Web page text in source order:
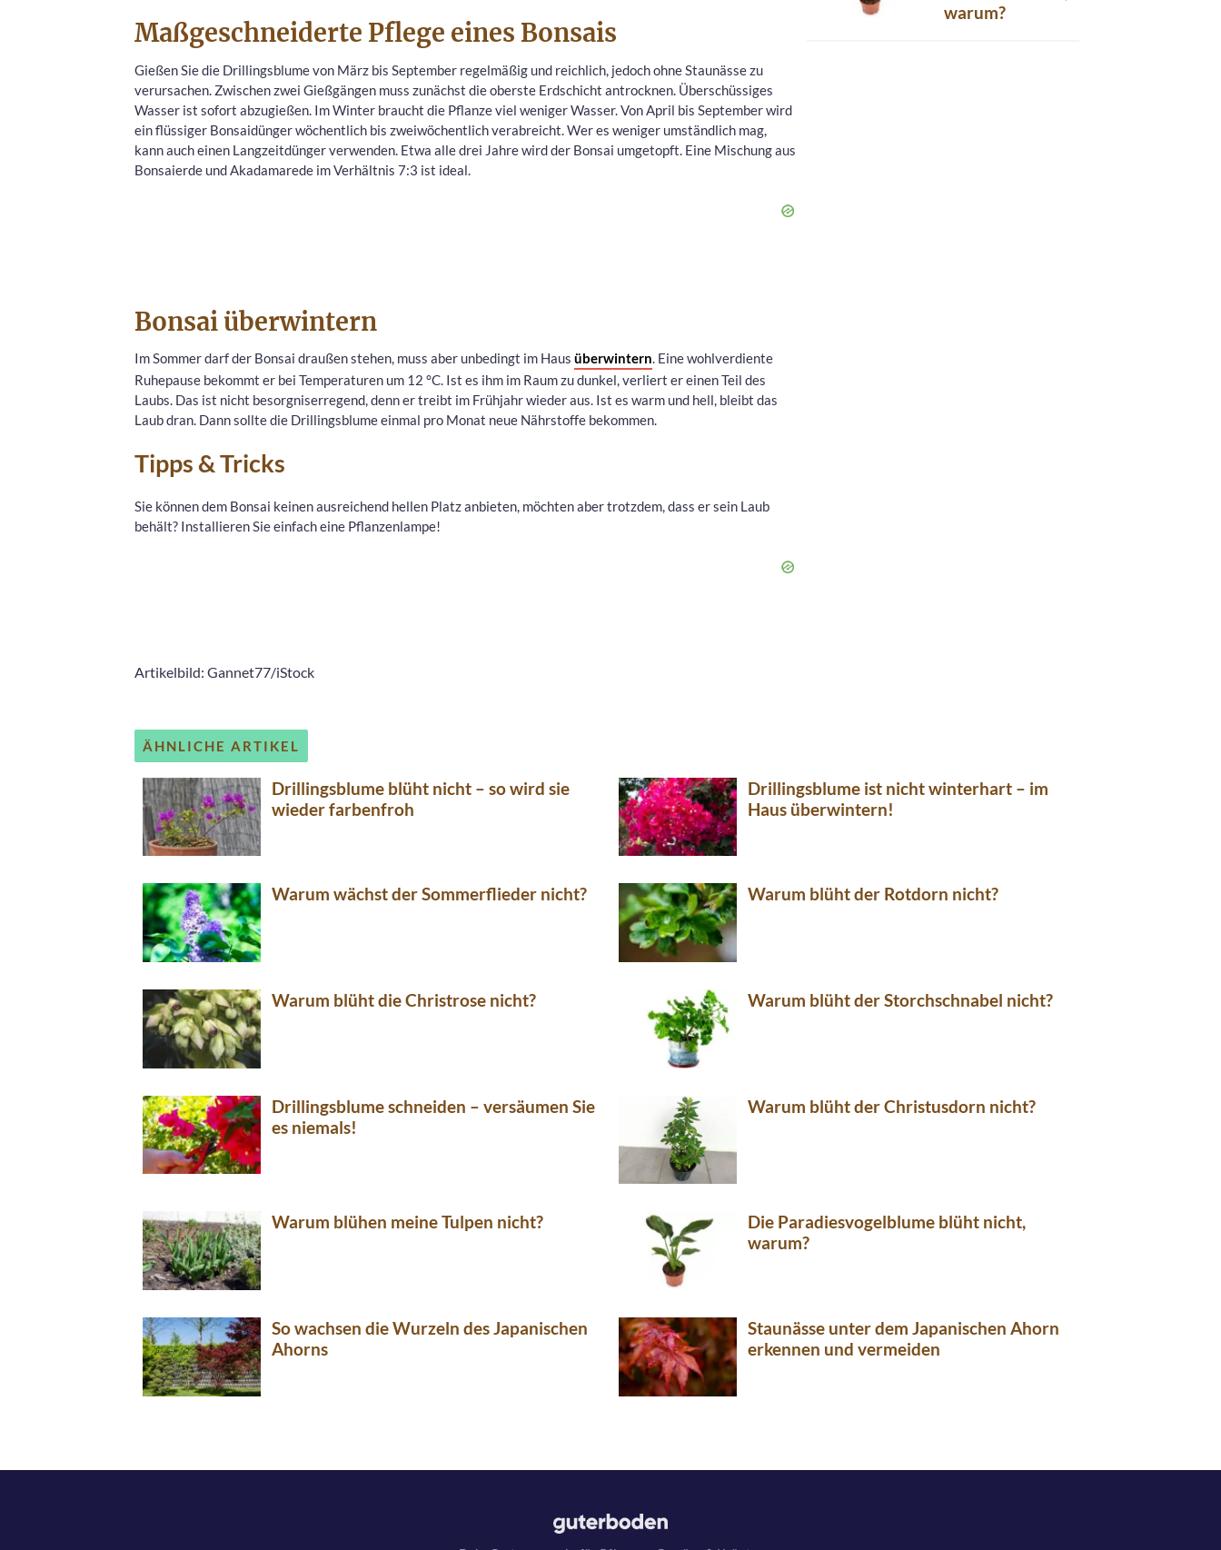
Maßgeschneiderte Pflege eines Bonsais
Gießen Sie die Drillingsblume von März bis September regelmäßig und reichlich, jedoch ohne Staunässe zu
verursachen. Zwischen zwei Gießgängen muss zunächst die oberste Erdschicht antrocknen. Überschüssiges
Wasser ist sofort abzugießen. Im Winter braucht die Pflanze viel weniger Wasser. Von April bis September wird
ein flüssiger Bonsaidünger wöchentlich bis zweiwöchentlich verabreicht. Wer es weniger umständlich mag,
kann auch einen Langzeitdünger verwenden. Etwa alle drei Jahre wird der Bonsai umgetopft. Eine Mischung aus
Bonsaierde und Akadamarede im Verhältnis 7:3 ist ideal.
Bonsai überwintern
Im Sommer darf der Bonsai draußen stehen, muss aber unbedingt im Haus überwintern. Eine wohlverdiente
Ruhepause bekommt er bei Temperaturen um 12 °C. Ist es ihm im Raum zu dunkel, verliert er einen Teil des
Laubs. Das ist nicht besorgniserregend, denn er treibt im Frühjahr wieder aus. Ist es warm und hell, bleibt das
Laub dran. Dann sollte die Drillingsblume einmal pro Monat neue Nährstoffe bekommen.
Tipps & Tricks
Sie können dem Bonsai keinen ausreichend hellen Platz anbieten, möchten aber trotzdem, dass er sein Laub
behält? Installieren Sie einfach eine Pflanzenlampe!
Artikelbild: Gannet77/iStock
warum?
ÄHNLICHE ARTIKEL
Drillingsblume blüht nicht – so wird sie
wieder farbenfroh
Drillingsblume ist nicht winterhart – im
Haus überwintern!
Warum wächst der Sommerflieder nicht? Warum blüht der Rotdorn nicht?
Warum blüht die Christrose nicht? Warum blüht der Storchschnabel nicht?
Drillingsblume schneiden – versäumen Sie
es niemals!
Warum blüht der Christusdorn nicht?
Warum blühen meine Tulpen nicht?
Die Paradiesvogelblume blüht nicht,
warum?
So wachsen die Wurzeln des Japanischen
Ahorns
Staunässe unter dem Japanischen Ahorn
erkennen und vermeiden